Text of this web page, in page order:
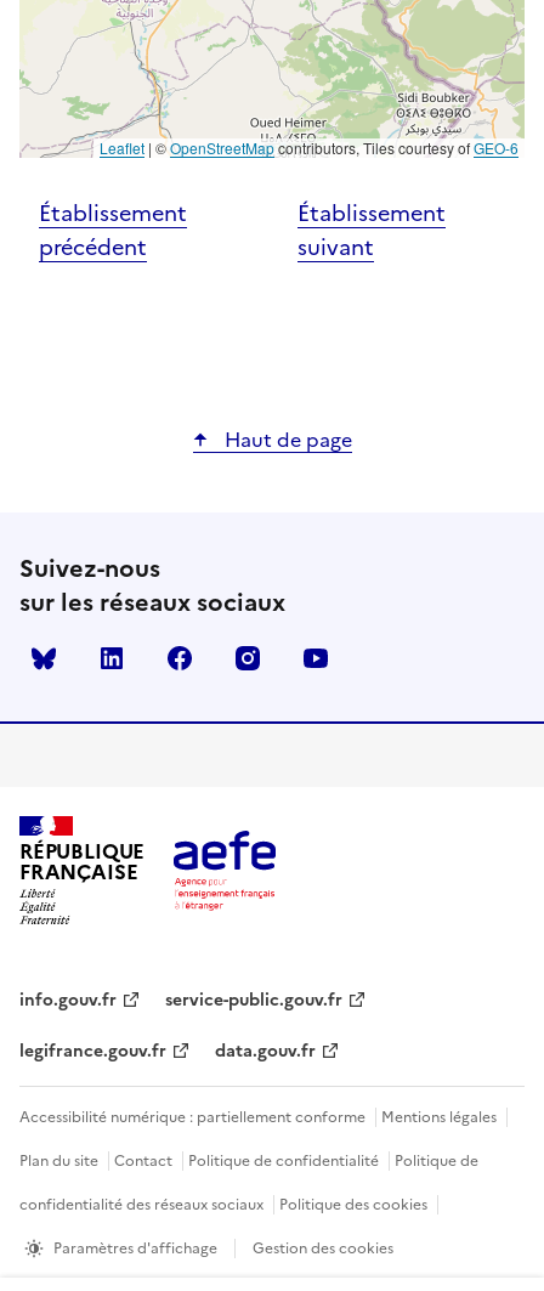
Leaflet | ©OpenStreetMapcontributors, Tiles courtesy ofGEO-6
Établissement
précédent
Établissement
suivant
Haut de page
Suivez-nous
sur les réseaux sociaux
Bluesky linkedin facebook instagram
RÉPUBLIQUE
FRANÇAISE
info.gouv.fr
service-public.gouv.fr
legifrance.gouv.fr
data.gouv.fr
Accessibilité numérique : partiellement conforme
Mentions légales
Plan du site
Contact Politique de confidentialité
Politique de
confidentialité des réseaux sociaux
Politique des cookies
Paramètres d'affichage
Gestion des cookies